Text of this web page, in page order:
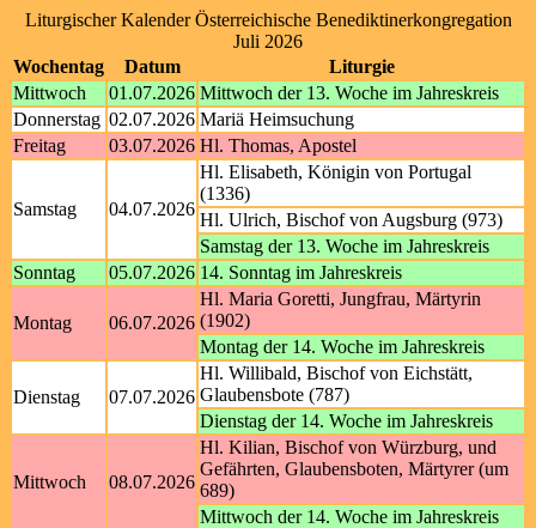
Liturgischer Kalender Österreichische Benediktinerkongregation
Juli 2026
Wochentag
Datum
Liturgie
Mittwoch
01.07.2026 Mittwoch der 13. Woche im Jahreskreis
Donnerstag 02.07.2026 Mariä Heimsuchung
Freitag
03.07.2026 Hl. Thomas, Apostel
Samstag 04.07.2026
Hl. Elisabeth, Königin von Portugal
(1336)
Hl. Ulrich, Bischof von Augsburg (973)
Samstag der 13. Woche im Jahreskreis
Sonntag
05.07.2026 14. Sonntag im Jahreskreis
Montag 06.07.2026
Hl. Maria Goretti, Jungfrau, Märtyrin
(1902)
Montag der 14. Woche im Jahreskreis
Dienstag 07.07.2026
Hl. Willibald, Bischof von Eichstätt,
Glaubensbote (787)
Dienstag der 14. Woche im Jahreskreis
Mittwoch 08.07.2026
Hl. Kilian, Bischof von Würzburg, und
Gefährten, Glaubensboten, Märtyrer (um
689)
Mittwoch der 14. Woche im Jahreskreis